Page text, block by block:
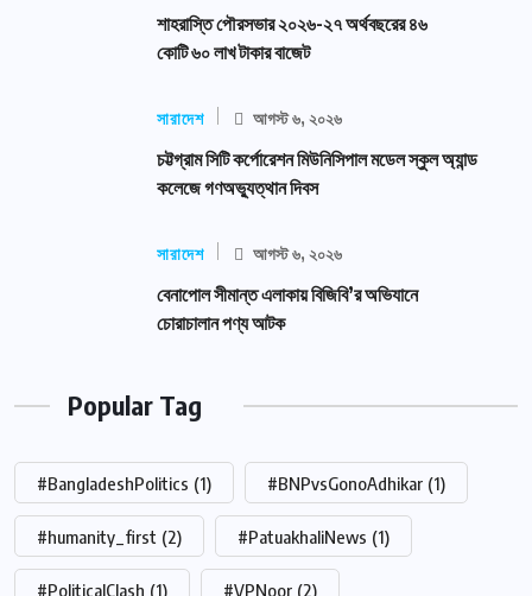
শাহরাস্তি পৌরসভার ২০২৬-২৭ অর্থবছরের ৪৬
কোটি ৬০ লাখ টাকার বাজেট
সারাদেশ আগস্ট ৬, ২০২৬
চট্টগ্রাম সিটি কর্পোরেশন মিউনিসিপাল মডেল স্কুল অ্যান্ড
কলেজে গণঅভ্যুত্থান দিবস
সারাদেশ আগস্ট ৬, ২০২৬
বেনাপোল সীমান্ত এলাকায় বিজিবি’র অভিযানে
চোরাচালান পণ্য আটক
Popular Tag
#BangladeshPolitics (1) #BNPvsGonoAdhikar (1)
#humanity_first (2) #PatuakhaliNews (1)
#PoliticalClash (1) #VPNoor (2)